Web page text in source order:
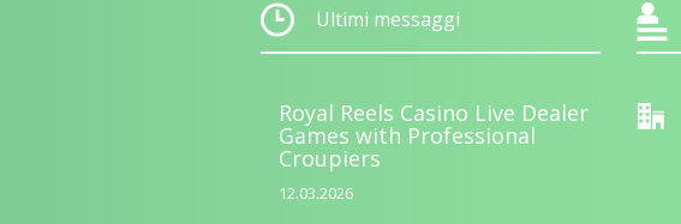
Ultimi messaggi
Royal Reels Casino Live Dealer
Games with Professional
Croupiers
12.03.2026